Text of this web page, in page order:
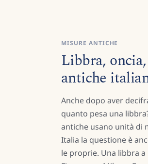
MISURE ANTICHE
Libbra,
antiche
Anche dopo aver
quanto pesa una
antiche usano unità di
Italia la questione è
le proprie. Una libbra